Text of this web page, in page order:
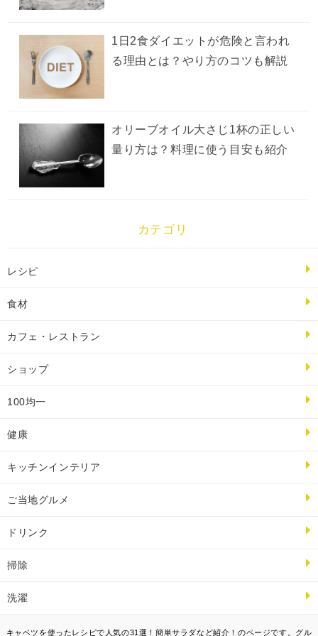
1日2食ダイエットが危険と言われ
る理由とは？やり方のコツも解説
オリーブオイル大さじ1杯の正しい
量り方は？料理に使う目安も紹介
カテゴリ
レシピ
食材
カフェ・レストラン
ショップ
100均一
健康
キッチンインテリア
ご当地グルメ
ドリンク
掃除
洗濯
キャベツを使ったレシピで人気の31選！簡単サラダなど紹介！のページです。グル